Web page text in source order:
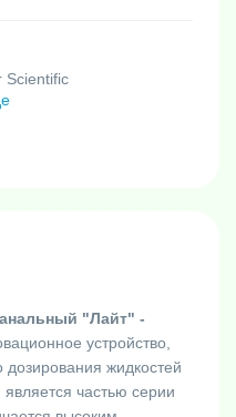
Scientific
"Лайт" -
устройство,
дозирования жидкостей
частью серии